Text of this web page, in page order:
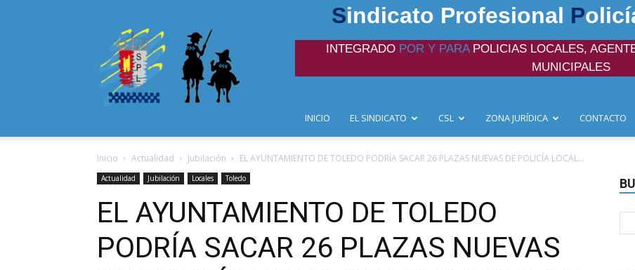
Sindicato Profesional P
INTEGRADO POR Y PARAPOLICIAS LOCALES,
MUNICIPALES
INICIO EL SINDICATO CSL ZONA JURÍDICA CONTACTO
Inicio Actualidad Jubilación EL AYUNTAMIENTO DE TOLEDO PODRÍA SACAR 26 PLAZAS NUEVAS DE POLICÍA LOCAL...
Actualidad Jubilación Locales Toledo
EL AYUNTAMIENTO DE TOLEDO
PODRÍA SACAR 26 PLAZAS NUEVAS